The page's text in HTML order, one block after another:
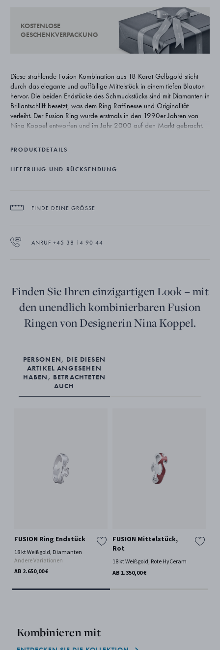
KOSTENLOSE
GESCHENKVERPACKUNG
Diese strahlende Fusion Kombination aus 18 Karat Gelbgold sticht
durch das elegante und auffällige Mittelstück in einem tiefen Blauton
hervor. Die beiden Endstücke des Schmuckstücks sind mit Diamanten in
Brillantschliff besetzt, was dem Ring Raffinesse und Originalität
verleiht. Der Fusion Ring wurde erstmals in den 1990er Jahren von
Nina Koppel entworfen und im Jahr 2000 auf den Markt gebracht.
PRODUKTDETAILS
LIEFERUNG UND RÜCKSENDUNG
FINDE DEINE GRÖSSE
ANRUF +45 38 14 90 44
Finden Sie Ihren einzigartigen Look – mit
den unendlich kombinierbaren Fusion
Ringen von Designerin Nina Koppel.
PERSONEN, DIE DIESEN
ARTIKEL ANGESEHEN
HABEN, BETRACHTETEN
AUCH
FUSION Ring Endstück
18 kt Weißgold, Diamanten
Andere Variationen
AB 2.650,00 €
FUSION Mittelstück,
Rot
18 kt Weißgold, Rote HyCeram
AB 1.350,00 €
Kombinieren mit